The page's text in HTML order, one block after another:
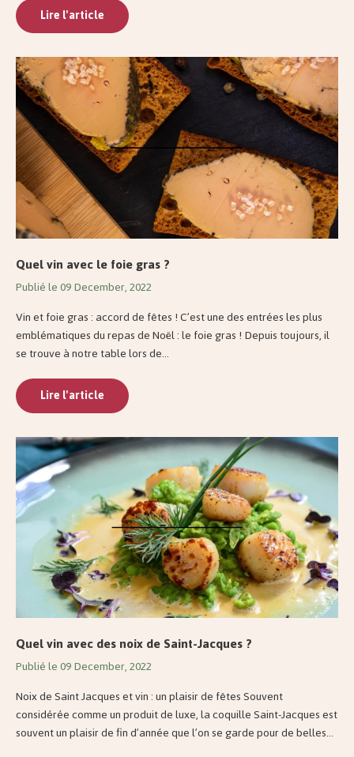
Lire l'article
Quel vin avec le foie gras ?
Publié le 09 December, 2022
Vin et foie gras : accord de fêtes ! C’est une des entrées les plus
emblématiques du repas de Noël : le foie gras ! Depuis toujours, il
se trouve à notre table lors de...
Lire l'article
Quel vin avec des noix de Saint-Jacques ?
Publié le 09 December, 2022
Noix de Saint Jacques et vin : un plaisir de fêtes Souvent
considérée comme un produit de luxe, la coquille Saint-Jacques est
souvent un plaisir de fin d’année que l’on se garde pour de belles...